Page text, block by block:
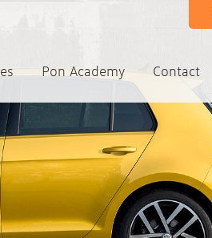
Pon Academy Contact